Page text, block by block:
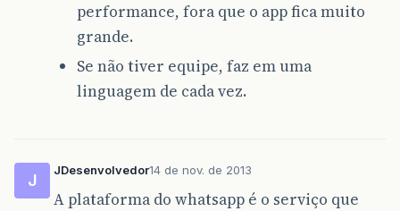
performance, fora que o app fica muito
grande.
Se não tiver equipe, faz em uma
linguagem de cada vez.
J
JDesenvolvedor14 de nov. de 2013
A plataforma do whatsapp é o serviço que